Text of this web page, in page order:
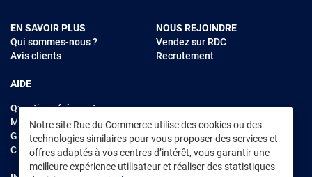
EN SAVOIR PLUS
Qui sommes-nous ?
Avis clients
AIDE
Questions fréquentes
Modes de règlements
Garantie et retours
Contacter Rue du Commerce
NOUS REJOINDRE
Vendez sur RDC
Recrutement
Notre site Rue du Commerce utilise des cookies ou des
technologies similaires pour vous proposer des services et
offres adaptés à vos centres d’intérêt, vous garantir une
meilleure expérience utilisateur et réaliser des statistiques